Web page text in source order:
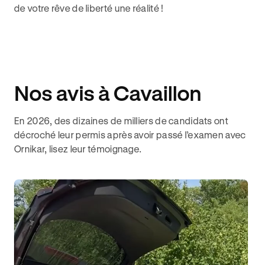
de votre rêve de liberté une réalité !
Nos avis à Cavaillon
En 2026, des dizaines de milliers de candidats ont
décroché leur permis après avoir passé l’examen avec
Ornikar, lisez leur témoignage.